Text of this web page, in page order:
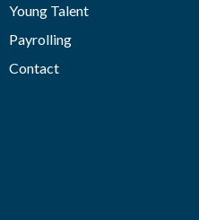
Young Talent
Payrolling
Contact